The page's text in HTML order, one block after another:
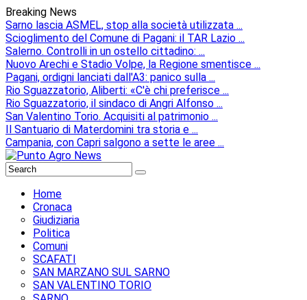
Breaking News
Sarno lascia ASMEL, stop alla società utilizzata ...
Scioglimento del Comune di Pagani: il TAR Lazio ...
Salerno. Controlli in un ostello cittadino: ...
Nuovo Arechi e Stadio Volpe, la Regione smentisce ...
Pagani, ordigni lanciati dall'A3: panico sulla ...
Rio Sguazzatorio, Aliberti: «C'è chi preferisce ...
Rio Sguazzatorio, il sindaco di Angri Alfonso ...
San Valentino Torio. Acquisiti al patrimonio ...
Il Santuario di Materdomini tra storia e ...
Campania, con Capri salgono a sette le aree ...
Home
Cronaca
Giudiziaria
Politica
Comuni
SCAFATI
SAN MARZANO SUL SARNO
SAN VALENTINO TORIO